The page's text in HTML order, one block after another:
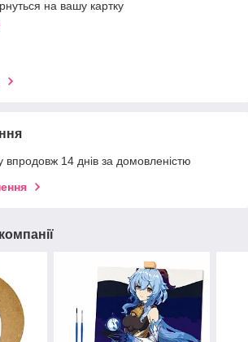
на вашу картку
впродовж 14 днів за домовленістю